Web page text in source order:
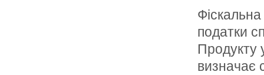
податки
Продукту
визначає